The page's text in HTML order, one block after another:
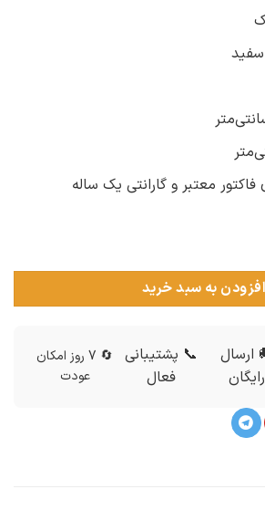
سفید
فاکتور معتبر و گارانتی یک ساله
عدد
افزودن به سبد خرید
ارسال
رایگان
📞 پشتیبانی
فعال
🔄 7 روز امکان
عودت